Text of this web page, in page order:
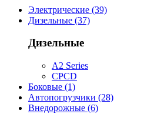
Электрические (39)
Дизельные (37)
Дизельные
A2 Series
CPCD
Боковые (1)
Автопогрузчики (28)
Внедорожные (6)